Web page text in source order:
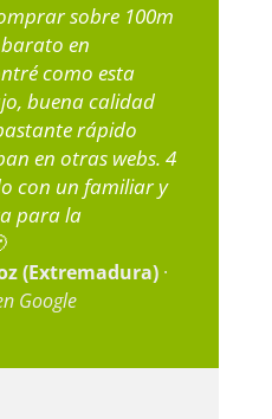
sobre 100m
en
como esta
buena calidad
rápido
en otras webs. 4
con un familiar y
para la
(Extremadura)·
Google